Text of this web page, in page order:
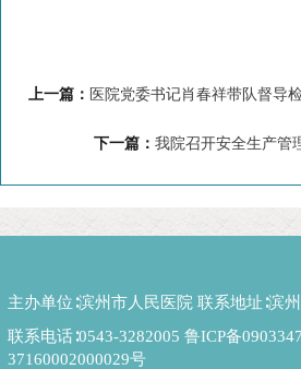
上一篇： 医院党委书记肖春祥带队督导
下一篇： 我院召开安全生产管
主办单位∶滨州市人民医院 联系地址∶滨
联系电话∶0543-3282005 鲁ICP备
37160002000029号